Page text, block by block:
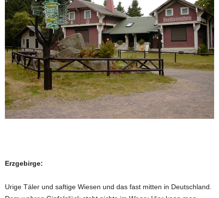
Erzgebirge:
Urige Täler und saftige Wiesen und das fast mitten in Deutschland.